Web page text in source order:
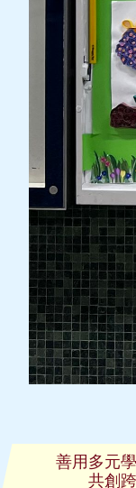
善用多元
共創